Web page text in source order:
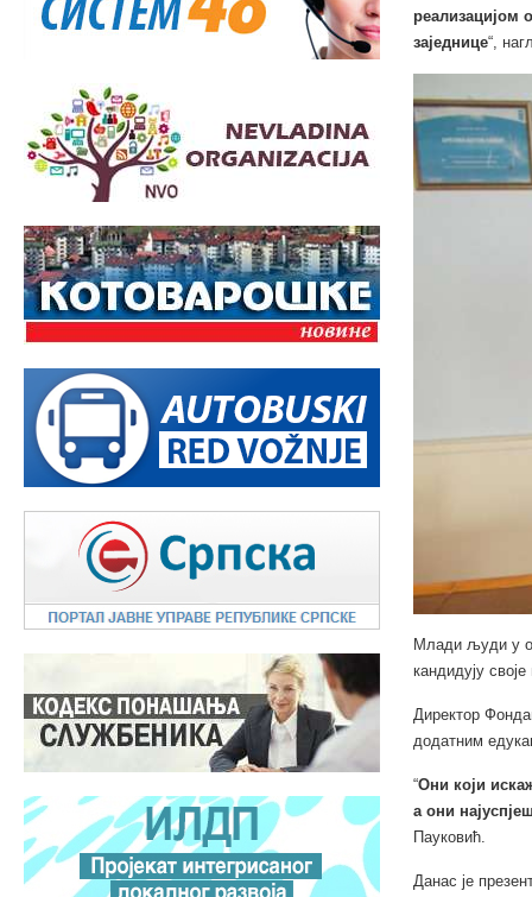
реализацијом
заједнице“,
Млади људи у
кандидују
Директор
додатним
“Они који
а они
Пауковић.
Данас је